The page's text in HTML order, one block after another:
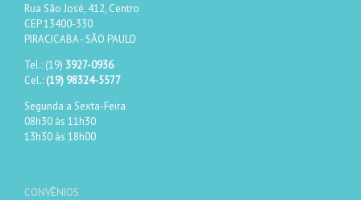
Rua São José, 412, Centro
CEP 13400-330
PIRACICABA - SÃO PAULO
Tel.: (19) 3927-0936
Cel.: (19) 98324-5577
Segunda a Sexta-Feira
08h30 às 11h30
13h30 às 18h00
CONVÊNIOS